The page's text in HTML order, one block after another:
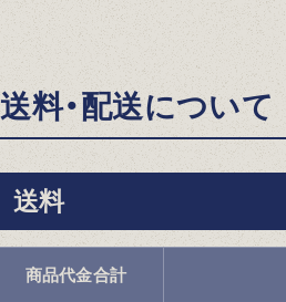
送料・配送について
送料
商品代金合計